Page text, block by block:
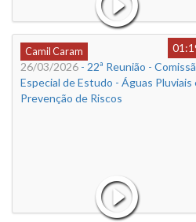
Camil Caram
26/03/2026 - 22ª Reunião -
Especial de Estudo - Águas Pluviais
Prevenção de Riscos